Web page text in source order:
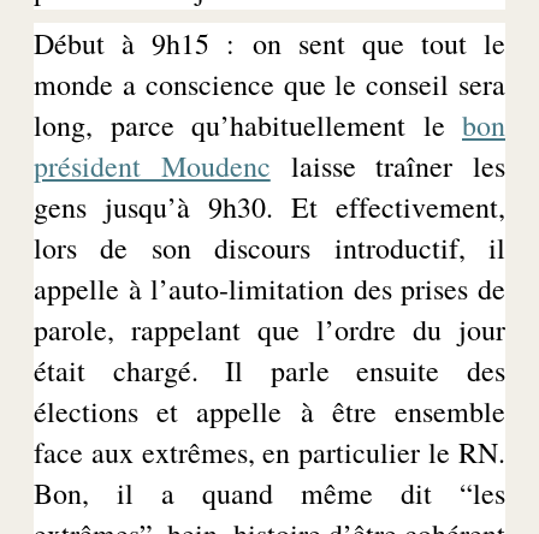
Début à 9h15 : on sent que tout le
monde a conscience que le conseil sera
long, parce qu’habituellement le bon
président Moudenc laisse traîner les
gens jusqu’à 9h30. Et effectivement,
lors de son discours introductif, il
appelle à l’auto-limitation des prises de
parole, rappelant que l’ordre du jour
était chargé. Il parle ensuite des
élections et appelle à être ensemble
face aux extrêmes, en particulier le RN.
Bon, il a quand même dit “les